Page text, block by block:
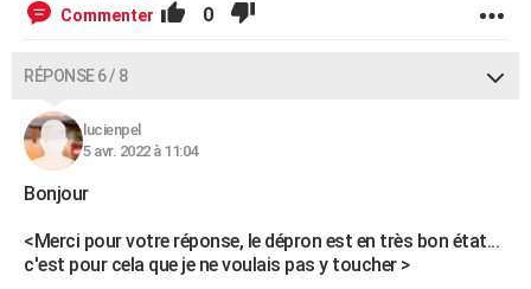
Commenter 0
RÉPONSE 6 / 8
lucienpel
5 avr. 2022 à 11:04
Bonjour
<Merci pour votre réponse, le dépron est en très bon état...
c'est pour cela que je ne voulais pas y toucher >